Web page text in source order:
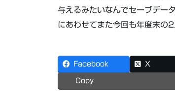
与えるみたいなんでセーブデー
にあわせてまた今回も年度末の
Facebook X
Copy